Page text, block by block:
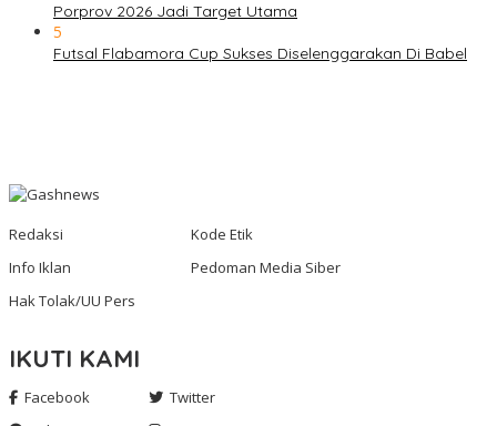
Porprov 2026 Jadi Target Utama
5
Futsal Flabamora Cup Sukses Diselenggarakan Di Babel
Redaksi
Kode Etik
Info Iklan
Pedoman Media Siber
Hak Tolak/UU Pers
IKUTI KAMI
Facebook
Twitter